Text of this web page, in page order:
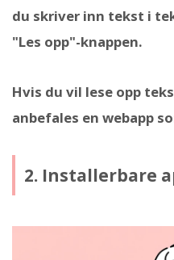
du skriver inn tekst i
"Les opp"-knappen.
Hvis du vil lese opp
anbefales en webapp
2. Installerbare